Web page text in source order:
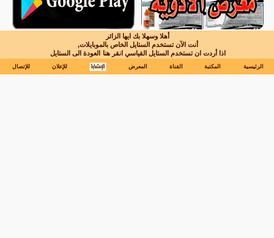
أهلا وسهلا بك ايها الزائر
أنت الآن تستخدم الستايل الخاص بالموبايلات,
اذا أردت ان تستخدم الستايل القياسي انقر هنا العودة الى الستايل
الرئيسية المكتبة القناة المعرض للإعلان للإتصال